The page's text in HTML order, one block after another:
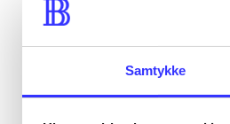
Samtykke
...